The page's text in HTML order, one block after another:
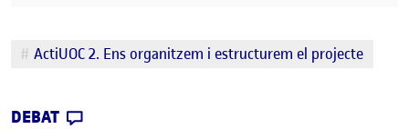
Etiquetes
ActiUOC 2. Ens organitzem i estructurem el projecte
DEBAT